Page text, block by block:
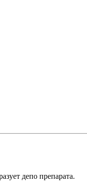
депо препарата.